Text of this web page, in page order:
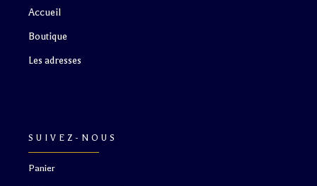
Accueil
Boutique
Les adresses
SUIVEZ-NOUS
Panier